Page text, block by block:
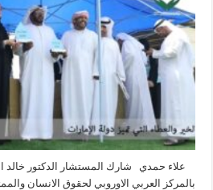
في
ختام
مبادرة
“ظلاً
وأجراً”
مغلقة
علاء حمدي شارك المستشار الدكتور خالد
بالمركز العربي الاوروبي لحقوق الانسان